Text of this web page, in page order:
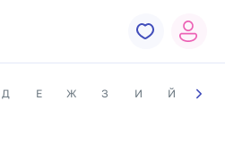
Д Е Ж З И Й К